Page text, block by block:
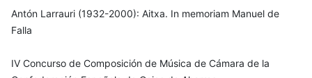
Antón Larrauri (1932-2000): Aitxa. In memoriam Manuel de
Falla
IV Concurso de Composición de Música de Cámara de la